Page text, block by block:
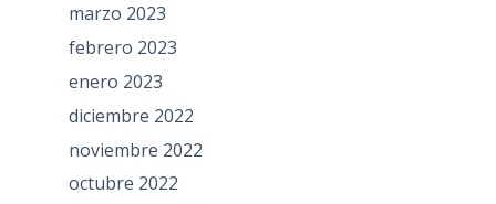
marzo 2023
febrero 2023
enero 2023
diciembre 2022
noviembre 2022
octubre 2022